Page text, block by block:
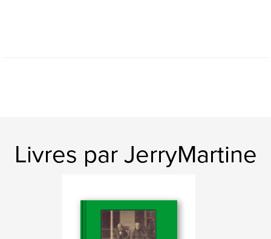
Livres par JerryMartine